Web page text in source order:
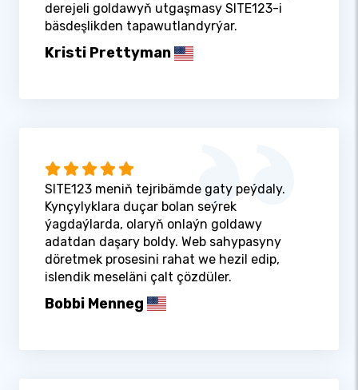
derejeli goldawyň utgaşmasy SITE123-i
bäsdeşlikden tapawutlandyrýar.
Kristi Prettyman
SITE123 meniň tejribämde gaty peýdaly.
Kynçylyklara duçar bolan seýrek
ýagdaýlarda, olaryň onlaýn goldawy
adatdan daşary boldy. Web sahypasyny
döretmek prosesini rahat we hezil edip,
islendik meseläni çalt çözdüler.
Bobbi Menneg